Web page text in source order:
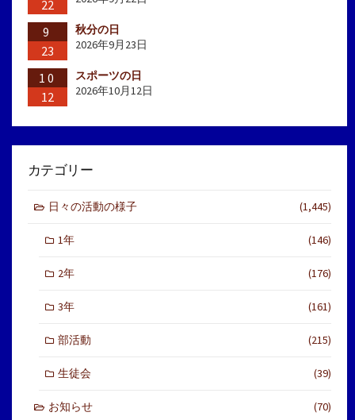
22
9
23
秋分の日
2026年9月23日
10
12
スポーツの日
2026年10月12日
カテゴリー
日々の活動の様子 (1,445)
1年 (146)
2年 (176)
3年 (161)
部活動 (215)
生徒会 (39)
お知らせ (70)